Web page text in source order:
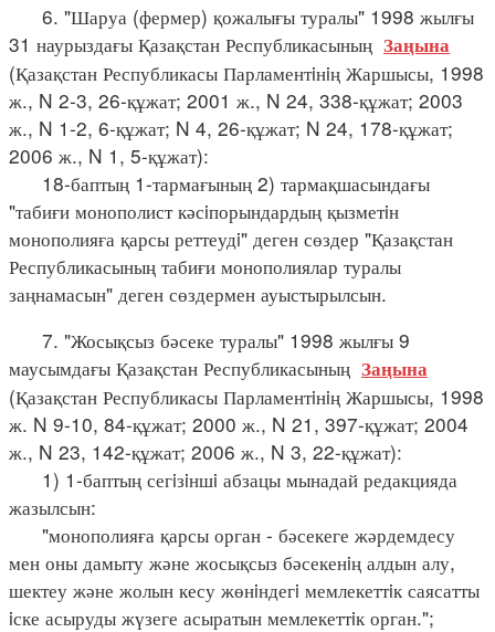
6. "Шаруа (фермер) қожалығы туралы" 1998 жылғы
31 наурыздағы Қазақстан Республикасының Заңына
(Қазақстан Республикасы Парламентiнiң Жаршысы, 1998
ж., N 2-3, 26-құжат; 2001 ж., N 24, 338-құжат; 2003
ж., N 1-2, 6-құжат; N 4, 26-құжат; N 24, 178-құжат;
2006 ж., N 1, 5-құжат):
18-баптың 1-тармағының 2) тармақшасындағы
"табиғи монополист кәсiпорындардың қызметiн
монополияға қарсы реттеудi" деген сөздер "Қазақстан
Республикасының табиғи монополиялар туралы
заңнамасын" деген сөздермен ауыстырылсын.
7. "Жосықсыз бәсеке туралы" 1998 жылғы 9
маусымдағы Қазақстан Республикасының Заңына
(Қазақстан Республикасы Парламентiнiң Жаршысы, 1998
ж. N 9-10, 84-құжат; 2000 ж., N 21, 397-құжат; 2004
ж., N 23, 142-құжат; 2006 ж., N 3, 22-құжат):
1) 1-баптың сегiзiншi абзацы мынадай редакцияда
жазылсын:
"монополияға қарсы орган - бәсекеге жәрдемдесу
мен оны дамыту және жосықсыз бәсекенiң алдын алу,
шектеу және жолын кесу жөнiндегi мемлекеттiк саясатты
iске асыруды жүзеге асыратын мемлекеттiк орган.";